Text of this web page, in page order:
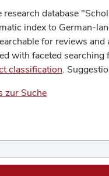
database
index to German-
for reviews
with faceted
classification.
zur Suche